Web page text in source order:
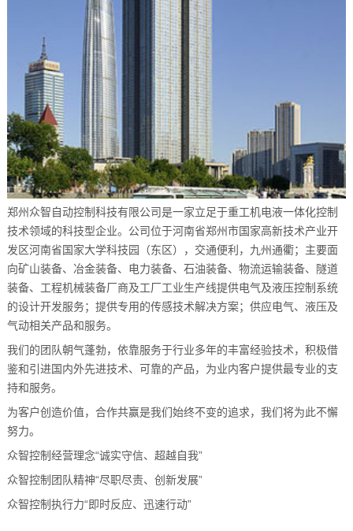
郑州众智自动控制科技有限公司是一家立足于重工机电液一体化控制
技术领域的科技型企业。公司位于河南省郑州市国家高新技术产业开
发区河南省国家大学科技园（东区），交通便利，九州通衢；主要面
向矿山装备、冶金装备、电力装备、石油装备、物流运输装备、隧道
装备、工程机械装备厂商及工厂工业生产线提供电气及液压控制系统
的设计开发服务；提供专用的传感技术解决方案；供应电气、液压及
气动相关产品和服务。
我们的团队朝气蓬勃，依靠服务于行业多年的丰富经验技术，积极借
鉴和引进国内外先进技术、可靠的产品，为业内客户提供最专业的支
持和服务。
为客户创造价值，合作共赢是我们始终不变的追求，我们将为此不懈
努力。
众智控制经营理念“诚实守信、超越自我”
众智控制团队精神“尽职尽责、创新发展”
众智控制执行力“即时反应、迅速行动”